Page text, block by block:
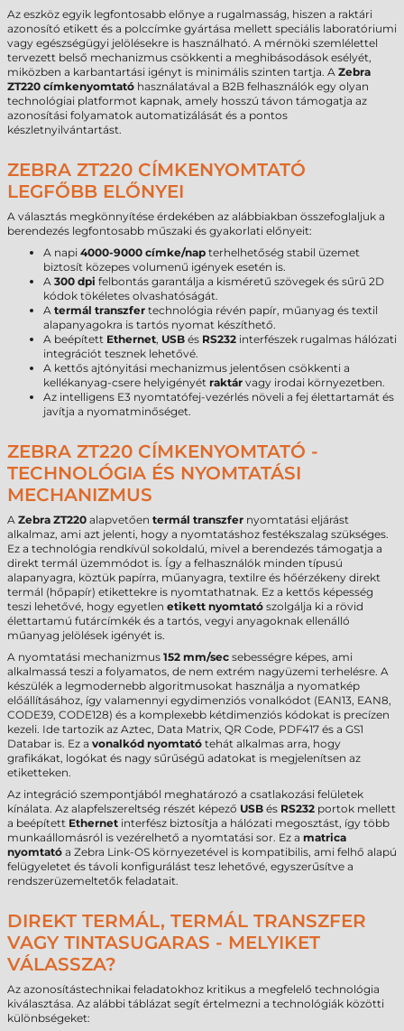
Az eszköz egyik legfontosabb előnye a rugalmasság, hiszen a raktári
azonosító etikett és a polccímke gyártása mellett speciális laboratóriumi
vagy egészségügyi jelölésekre is használható. A mérnöki szemlélettel
tervezett belső mechanizmus csökkenti a meghibásodások esélyét,
miközben a karbantartási igényt is minimális szinten tartja. A Zebra
ZT220 címkenyomtató használatával a B2B felhasználók egy olyan
technológiai platformot kapnak, amely hosszú távon támogatja az
azonosítási folyamatok automatizálását és a pontos
készletnyilvántartást.
ZEBRA ZT220 CÍMKENYOMTATÓ
LEGFŐBB ELŐNYEI
A választás megkönnyítése érdekében az alábbiakban összefoglaljuk a
berendezés legfontosabb műszaki és gyakorlati előnyeit:
A napi 4000-9000 címke/nap terhelhetőség stabil üzemet
biztosít közepes volumenű igények esetén is.
A 300 dpi felbontás garantálja a kisméretű szövegek és sűrű 2D
kódok tökéletes olvashatóságát.
A termál transzfer technológia révén papír, műanyag és textil
alapanyagokra is tartós nyomat készíthető.
A beépített Ethernet, USB és RS232 interfészek rugalmas hálózati
integrációt tesznek lehetővé.
A kettős ajtónyitási mechanizmus jelentősen csökkenti a
kellékanyag-csere helyigényét raktár vagy irodai környezetben.
Az intelligens E3 nyomtatófej-vezérlés növeli a fej élettartamát és
javítja a nyomatminőséget.
ZEBRA ZT220 CÍMKENYOMTATÓ -
TECHNOLÓGIA ÉS NYOMTATÁSI
MECHANIZMUS
A Zebra ZT220 alapvetően termál transzfer nyomtatási eljárást
alkalmaz, ami azt jelenti, hogy a nyomtatáshoz festékszalag szükséges.
Ez a technológia rendkívül sokoldalú, mivel a berendezés támogatja a
direkt termál üzemmódot is. Így a felhasználók minden típusú
alapanyagra, köztük papírra, műanyagra, textilre és hőérzékeny direkt
termál (hőpapír) etikettekre is nyomtathatnak. Ez a kettős képesség
teszi lehetővé, hogy egyetlen etikett nyomtató szolgálja ki a rövid
élettartamú futárcímkék és a tartós, vegyi anyagoknak ellenálló
műanyag jelölések igényét is.
A nyomtatási mechanizmus 152 mm/sec sebességre képes, ami
alkalmassá teszi a folyamatos, de nem extrém nagyüzemi terhelésre. A
készülék a legmodernebb algoritmusokat használja a nyomatkép
előállításához, így valamennyi egydimenziós vonalkódot (EAN13, EAN8,
CODE39, CODE128) és a komplexebb kétdimenziós kódokat is precízen
kezeli. Ide tartozik az Aztec, Data Matrix, QR Code, PDF417 és a GS1
Databar is. Ez a vonalkód nyomtató tehát alkalmas arra, hogy
grafikákat, logókat és nagy sűrűségű adatokat is megjelenítsen az
etiketteken.
Az integráció szempontjából meghatározó a csatlakozási felületek
kínálata. Az alapfelszereltség részét képező USB és RS232 portok mellett
a beépített Ethernet interfész biztosítja a hálózati megosztást, így több
munkaállomásról is vezérelhető a nyomtatási sor. Ez a matrica
nyomtató a Zebra Link-OS környezetével is kompatibilis, ami felhő alapú
felügyeletet és távoli konfigurálást tesz lehetővé, egyszerűsítve a
rendszerüzemeltetők feladatait.
DIREKT TERMÁL, TERMÁL TRANSZFER
VAGY TINTASUGARAS - MELYIKET
VÁLASSZA?
Az azonosítástechnikai feladatokhoz kritikus a megfelelő technológia
kiválasztása. Az alábbi táblázat segít értelmezni a technológiák közötti
különbségeket: